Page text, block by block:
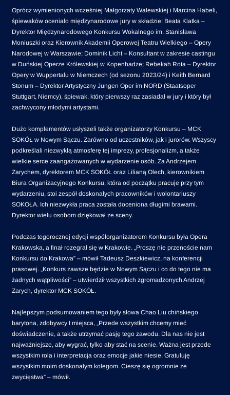
Oprócz wymienionych wcześniej Małgorzaty Walewskiej i Marcina Habeli,
śpiewaków oceniało międzynarodowe jury w składzie: Beata Klatka –
Dyrektor Międzynarodowego Konkursu Wokalnego im. Stanisława
Moniuszki oraz Kierownik Akademii Operowej Teatru Wielkiego – Opery
Narodowej w Warszawie; Dominik Licht – Konsultant w zakresie castingu
w Duńskiej Operze Królewskiej w Kopenhadze; Rebekah Rota – Dyrektor
Opery w Wuppertalu w Niemczech (od sezonu 2023/24) i Keith Bernard
Stonum – Dyrektor Artystyczny Jungen Oper im NORD (Staatsoper
Stuttgart, Niemcy), śpiewak, który pierwszy raz zasiadał w jury i który był
zachwycony młodymi artystami.
Dużo komplementów usłyszeli także organizatorzy Konkursu – MCK
SOKÓŁ w Nowym Sączu. Zarówno od uczestników, jak i jurorów. Wszyscy
podkreślali niezwykłą atmosferę tej imprezy, profesjonalizm, a także
wielkie serce zaangażowanych w wydarzenie osób. Za Andrzejem
Zarychem, dyrektorem MCK SOKÓŁ oraz Lilianą Olech, kierownikiem
Biura Organizacyjnego Konkursu, która od początku pracuje przy tym
wydarzeniu, stoi zespół doskonałych pracowników i wolontariuszy
SOKOŁA. Ich niezwykła praca została doceniona długimi brawami.
Dyrektor wielu osobom dziękował ze sceny.
Podczas tegorocznej edycji współorganizatorem Konkursu była Opera
Krakowska, a finał rozegrał się w Krakowie. „Proszę nie przenoście nam
Konkursu do Krakowa” – mówił Tadeusz Deszkiewicz, na konferencji
prasowej. „Konkurs zawsze będzie w Nowym Sączu i co do tego nie ma
żadnych wątpliwości” – utwierdził wszystkich zgromadzonych Andrzej
Zarych, dyrektor MCK SOKÓŁ.
Najlepszym podsumowaniem tego były słowa Chao Liu chińskiego
barytona, zdobywcy I miejsca, „Przede wszystkim chcemy mieć
doświadczenie, a także utrzymać pasję tego zawodu. Dla nas nie jest
najważniejsze, aby wygrać, tylko aby stać na scenie. Ważna jest przede
wszystkim rola i interpretacja oraz emocje jakie niesie. Gratuluję
wszystkim moim doskonałym kolegom. Cieszę się ogromnie ze
zwycięstwa” – mówił.